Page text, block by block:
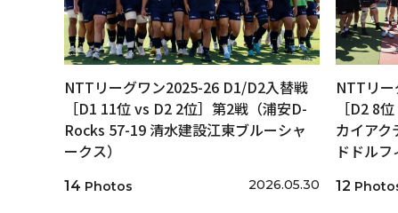
NTTリーグワン2025-26 D1/D2入替戦
［D1 11位 vs D2 2位］第2戦（浦安D-
Rocks 57-19 清水建設江東ブルーシャ
ークス）
14 Photos 2026.05.30
NTTリ
［D2 8
カイアク
ドドルフ
12